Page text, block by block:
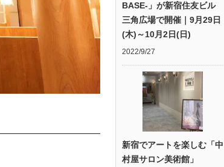
BASE-」が新宿住友ビル
三角広場で開催｜9月29日
(木)～10月2日(日)
2022/9/27
新宿でアートを楽しむ「中
村屋サロン美術館」